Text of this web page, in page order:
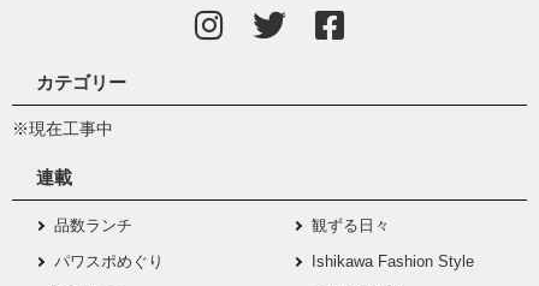
カテゴリー
※現在工事中
連載
品数ランチ
観ずる日々
パワスポめぐり
Ishikawa Fashion Style